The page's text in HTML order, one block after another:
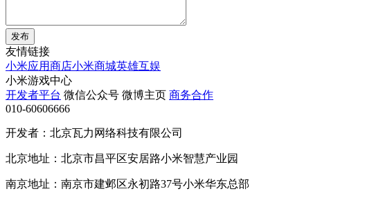
发布
友情链接
小米应用商店小米商城英雄互娱
小米游戏中心
开发者平台 微信公众号 微博主页 商务合作
010-60606666
开发者：北京瓦力网络科技有限公司
北京地址：北京市昌平区安居路小米智慧产业园
南京地址：南京市建邺区永初路37号小米华东总部